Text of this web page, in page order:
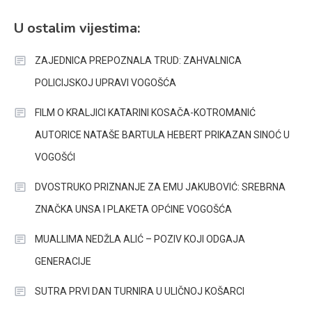
U ostalim vijestima:
ZAJEDNICA PREPOZNALA TRUD: ZAHVALNICA
POLICIJSKOJ UPRAVI VOGOŠĆA
FILM O KRALJICI KATARINI KOSAČA-KOTROMANIĆ
AUTORICE NATAŠE BARTULA HEBERT PRIKAZAN SINOĆ U
VOGOŠĆI
DVOSTRUKO PRIZNANJE ZA EMU JAKUBOVIĆ: SREBRNA
ZNAČKA UNSA I PLAKETA OPĆINE VOGOŠĆA
MUALLIMA NEDŽLA ALIĆ – POZIV KOJI ODGAJA
GENERACIJE
SUTRA PRVI DAN TURNIRA U ULIČNOJ KOŠARCI